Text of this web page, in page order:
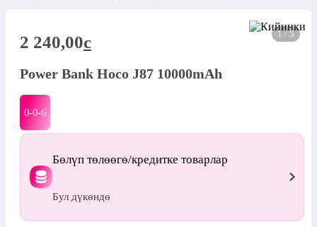
1 / 5
2 240,00c
Power Bank Hoco J87 10000mAh
0-0-6
Бөлүп төлөөгө/кредитке товарлар
Бул дүкөндө